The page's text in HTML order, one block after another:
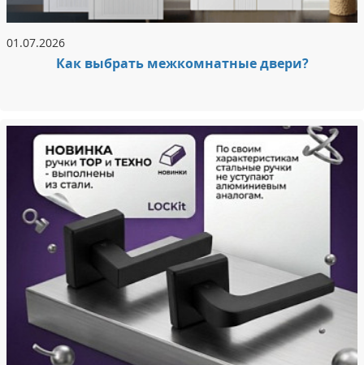
01.07.2026
Как выбрать межкомнатные двери?